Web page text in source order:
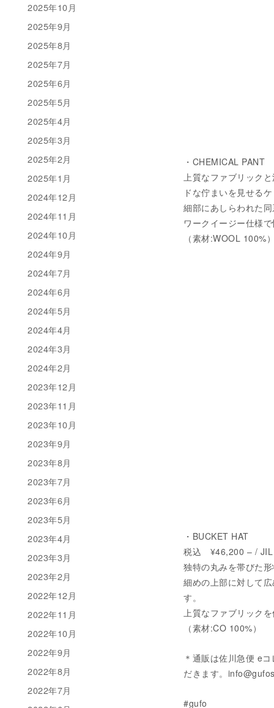
・CHEMICAL
上質なファブリック
ドな佇まいを見せる
細部にあしらわれた
ワークイージー仕様
（素材:WOOL 100%
・BUCKET HAT
税込 ¥46,200 – / JIL
独特の丸みを帯びた
細めの上部に対して
す。
上質なファブリック
（素材:CO 100%）
＊通販は佐川急便 e
だきます。
#gufo
2025年10月
2025年9月
2025年8月
2025年7月
2025年6月
2025年5月
2025年4月
2025年3月
2025年2月
2025年1月
2024年12月
2024年11月
2024年10月
2024年9月
2024年7月
2024年6月
2024年5月
2024年4月
2024年3月
2024年2月
2023年12月
2023年11月
2023年10月
2023年9月
2023年8月
2023年7月
2023年6月
2023年5月
2023年4月
2023年3月
2023年2月
2022年12月
2022年11月
2022年10月
2022年9月
2022年8月
2022年7月